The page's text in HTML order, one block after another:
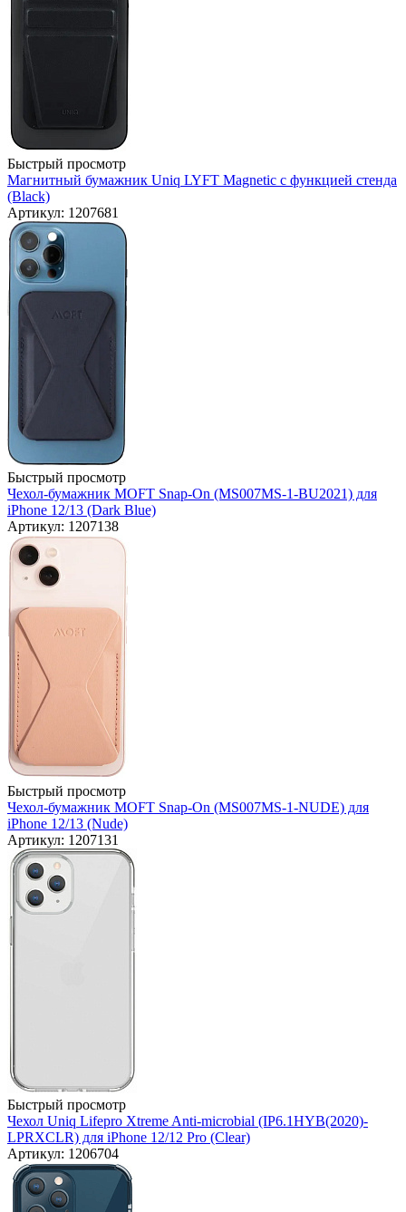
Быстрый просмотр
Магнитный бумажник Uniq LYFT Magnetic с функцией стенда
(Black)
Артикул: 1207681
Быстрый просмотр
Чехол-бумажник MOFT Snap-On (MS007MS-1-BU2021) для
iPhone 12/13 (Dark Blue)
Артикул: 1207138
Быстрый просмотр
Чехол-бумажник MOFT Snap-On (MS007MS-1-NUDE) для
iPhone 12/13 (Nude)
Артикул: 1207131
Быстрый просмотр
Чехол Uniq Lifepro Xtreme Anti-microbial (IP6.1HYB(2020)-
LPRXCLR) для iPhone 12/12 Pro (Clear)
Артикул: 1206704